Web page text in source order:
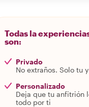
Todas la
son:
Privado
No extraños. Solo tu
Personalizado
Deja que tu anfitrión
todo por ti